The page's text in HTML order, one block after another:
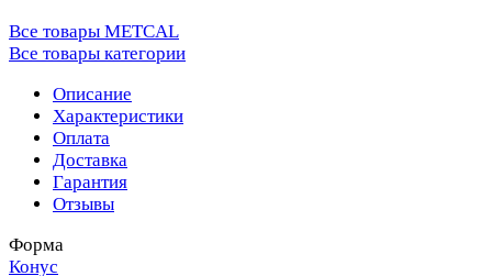
Все товары METCAL
Все товары категории
Описание
Характеристики
Оплата
Доставка
Гарантия
Отзывы
Форма
Конус